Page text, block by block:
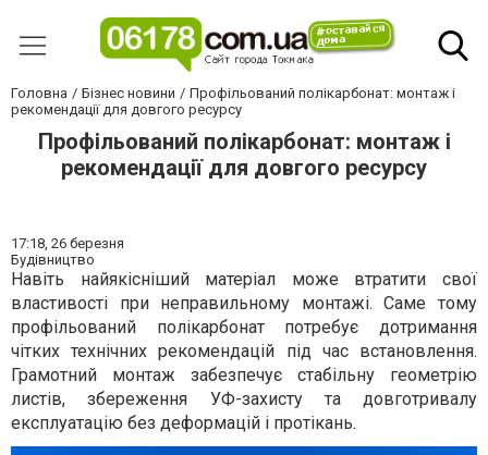
Головна Бізнес новини
Профільований полікарбонат: монтаж і
рекомендації для довгого ресурсу
Профільований полікарбонат: монтаж і
рекомендації для довгого ресурсу
17:18, 26 березня
Будівництво
Навіть найякісніший матеріал може втратити свої
властивості при неправильному монтажі. Саме тому
профільований полікарбонат потребує дотримання
чітких технічних рекомендацій під час встановлення.
Грамотний монтаж забезпечує стабільну геометрію
листів, збереження УФ-захисту та довготривалу
експлуатацію без деформацій і протікань.